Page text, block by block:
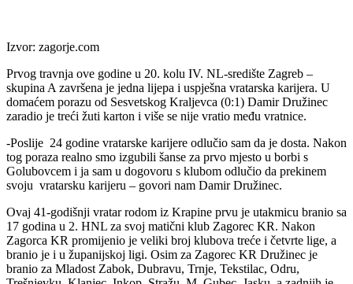
Izvor: zagorje.com
Prvog travnja ove godine u 20. kolu IV. NL-središte Zagreb –
skupina A završena je jedna lijepa i uspješna vratarska karijera. U
domaćem porazu od Sesvetskog Kraljevca (0:1) Damir Družinec
zaradio je treći žuti karton i više se nije vratio među vratnice.
-Poslije 24 godine vratarske karijere odlučio sam da je dosta. Nakon
tog poraza realno smo izgubili šanse za prvo mjesto u borbi s
Golubovcem i ja sam u dogovoru s klubom odlučio da prekinem
svoju vratarsku karijeru – govori nam Damir Družinec.
Ovaj 41-godišnji vratar rodom iz Krapine prvu je utakmicu branio sa
17 godina u 2. HNL za svoj matični klub Zagorec KR. Nakon
Zagorca KR promijenio je veliki broj klubova treće i četvrte lige, a
branio je i u županijskoj ligi. Osim za Zagorec KR Družinec je
branio za Mladost Zabok, Dubravu, Trnje, Tekstilac, Odru,